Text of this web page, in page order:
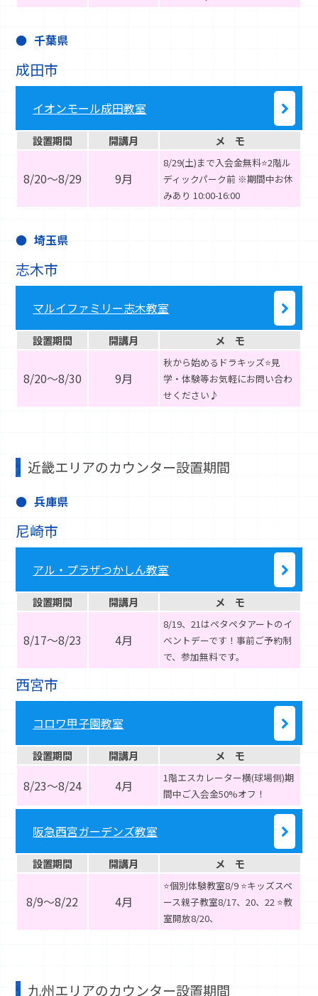
千葉県
成田市
イオンモール成田教室
設置期間 開講月 メ モ
8/20～8/29 9月
8/29(土)まで入会金無料⭐️2階ル
ディックパーク前 ※期間中お休
みあり 10:00-16:00
埼玉県
志木市
マルイファミリー志木教室
設置期間 開講月 メ モ
8/20～8/30 9月
秋から始めるドラキッズ⭐見
学・体験等お気軽にお問い合わ
せください♪
近畿エリアのカウンター設置期間
兵庫県
尼崎市
アル・プラザつかしん教室
設置期間 開講月 メ モ
8/17～8/23 4月
8/19、21はペタペタアートのイ
ベントデーです！事前ご予約制
で、参加無料です。
西宮市
コロワ甲子園教室
設置期間 開講月 メ モ
8/23～8/24 4月
1階エスカレーター横(球場側)期
間中ご入会金50%オフ！
阪急西宮ガーデンズ教室
設置期間 開講月 メ モ
8/9～8/22 4月
⭐️個別体験教室8/9 ⭐️キッズスペ
ース親子教室8/17、20、22 ⭐️教
室開放8/20、
九州エリアのカウンター設置期間